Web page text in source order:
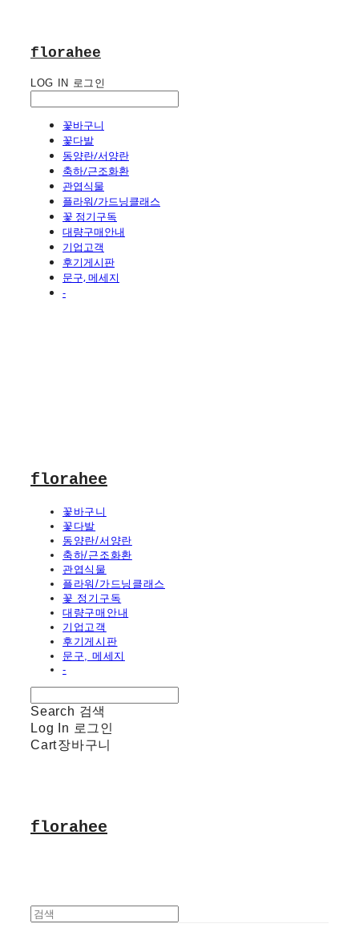
florahee
LOG IN 로그인
꽃바구니
꽃다발
동양란/서양란
축하/근조화환
관엽식물
플라워/가드닝클래스
꽃 정기구독
대량구매안내
기업고객
후기게시판
문구, 메세지
-
florahee
꽃바구니
꽃다발
동양란/서양란
축하/근조화환
관엽식물
플라워/가드닝클래스
꽃 정기구독
대량구매안내
기업고객
후기게시판
문구, 메세지
-
Search 검색
Log In 로그인
Cart장바구니
florahee